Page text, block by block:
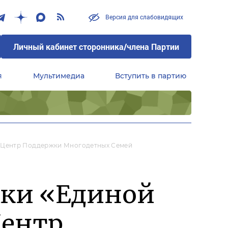
Версия для слабовидящих
Личный кабинет сторонника/члена Партии
Мультимедиа Вступить в партию
Поддержки Многодетных Семей
«Единой